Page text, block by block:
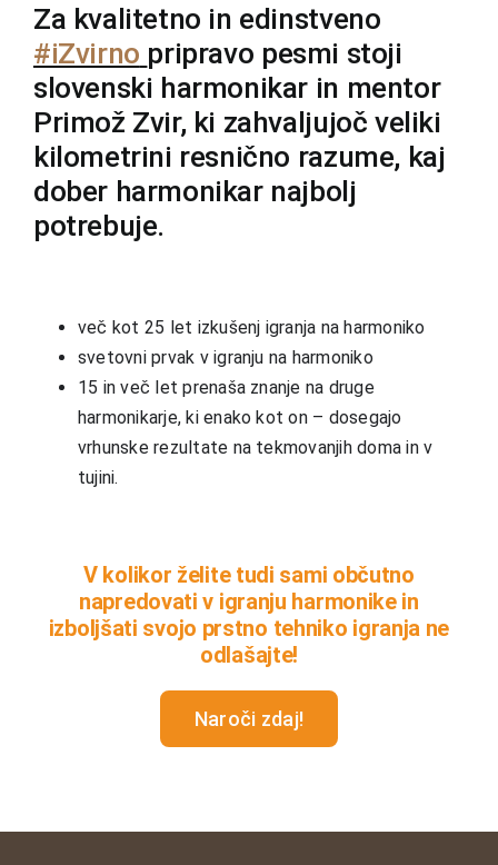
Za kvalitetno in edinstveno
#iZvirno pripravo pesmi stoji
slovenski harmonikar in mentor
Primož Zvir, ki zahvaljujoč veliki
kilometrini resnično razume, kaj
dober harmonikar najbolj
potrebuje.
več kot 25 let izkušenj igranja na harmoniko
svetovni prvak v igranju na harmoniko
15 in več let prenaša znanje na druge
harmonikarje, ki enako kot on – dosegajo
vrhunske rezultate na tekmovanjih doma in v
tujini.
V kolikor želite tudi sami občutno
napredovati v igranju harmonike in
izboljšati svojo prstno tehniko igranja ne
odlašajte!
Naroči zdaj!